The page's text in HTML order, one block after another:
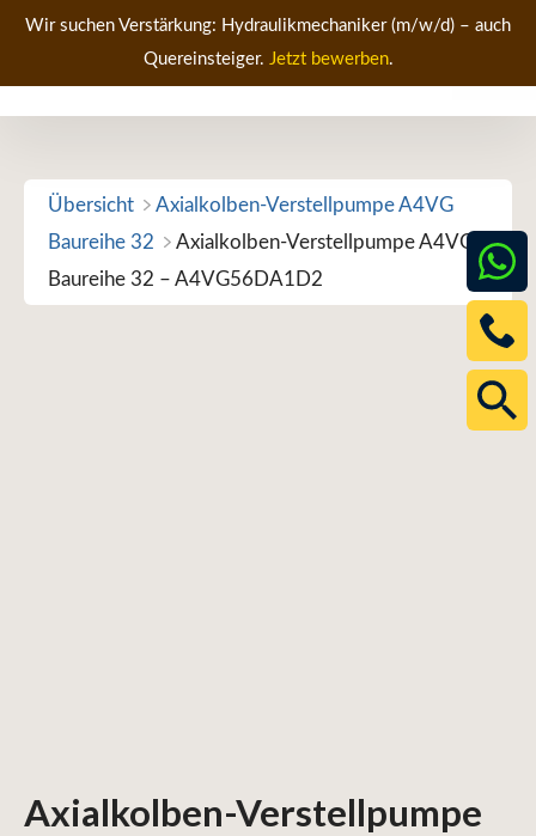
Zum
springen
Wir suchen Verstärkung: Hydraulikmechaniker (m/w/d) – auch
Quereinsteiger. Jetzt bewerben.
Übersicht
Axialkolben-Verstellpumpe A4VG
Baureihe 32
Axialkolben-Verstellpumpe A4VG
Baureihe 32 – A4VG56DA1D2
Axialkolben-Verstellpumpe